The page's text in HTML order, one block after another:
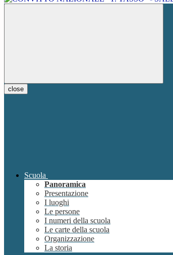
close
Scuola
Panoramica
Presentazione
I luoghi
Le persone
I numeri della scuola
Le carte della scuola
Organizzazione
La storia